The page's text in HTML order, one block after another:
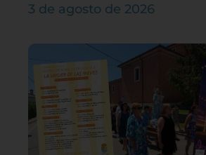
3 de agosto de 2026